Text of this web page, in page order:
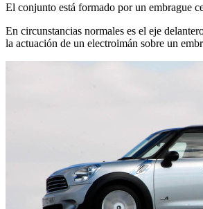
El conjunto está formado por un embrague
En circunstancias normales es el eje
la actuación de un electroimán sobre un